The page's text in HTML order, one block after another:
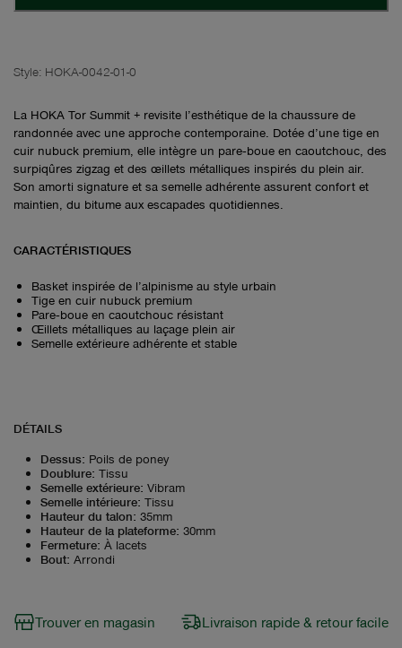
Style: HOKA-0042-01-0
La HOKA Tor Summit + revisite l’esthétique de la chaussure de
randonnée avec une approche contemporaine. Dotée d’une tige en
cuir nubuck premium, elle intègre un pare‑boue en caoutchouc, des
surpiqûres zigzag et des œillets métalliques inspirés du plein air.
Son amorti signature et sa semelle adhérente assurent confort et
maintien, du bitume aux escapades quotidiennes.
CARACTÉRISTIQUES
Basket inspirée de l’alpinisme au style urbain
Tige en cuir nubuck premium
Pare‑boue en caoutchouc résistant
Œillets métalliques au laçage plein air
Semelle extérieure adhérente et stable
DÉTAILS
Dessus: Poils de poney
Doublure: Tissu
Semelle extérieure: Vibram
Semelle intérieure: Tissu
Hauteur du talon: 35mm
Hauteur de la plateforme: 30mm
Fermeture: À lacets
Bout: Arrondi
Trouver en magasin Livraison rapide & retour facile